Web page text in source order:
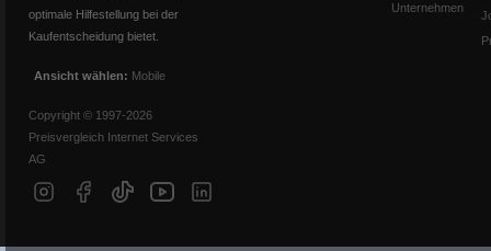
optimale Hilfestellung bei der
Kaufentscheidung bietet.
Ansicht wählen: Mobile
Copyright © 1997-2026
Preisvergleich Internet Services
AG
Unternehmen